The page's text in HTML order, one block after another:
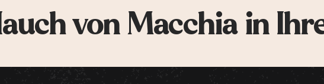
von Macchia in